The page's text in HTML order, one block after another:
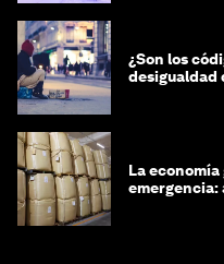
¿Son los
desigualdad
La
emergencia: